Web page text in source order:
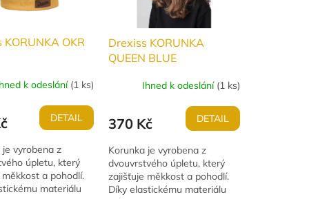
KORUNKA OKR
k odeslání (1 ks)
DETAIL
je vyrobena z
úpletu, který
a pohodlí.
materiálu
Drexiss KORUNKA
QUEEN BLUE
Ihned k odeslání (1 ks)
370 Kč DETAIL
Korunka je vyrobena z
dvouvrstvého úpletu, který
zajišťuje měkkost a pohodlí.
Díky elastickému materiálu